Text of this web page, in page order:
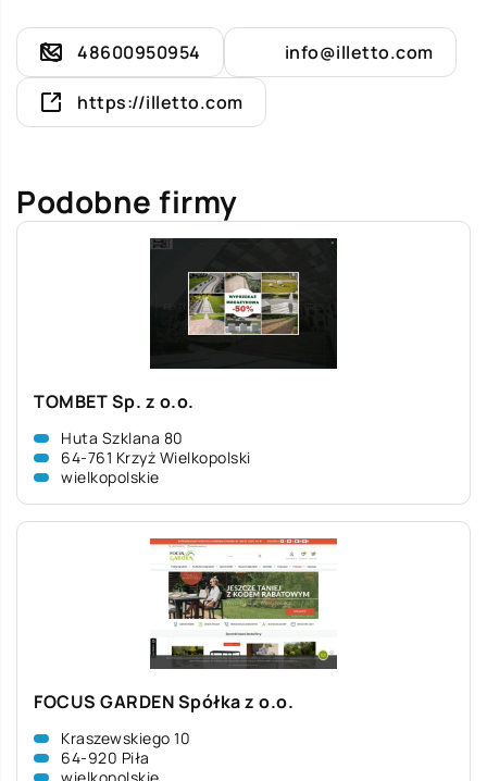
48600950954 info@illetto.com
https://illetto.com
Podobne firmy
TOMBET Sp. z o.o.
Huta Szklana 80
64-761 Krzyż Wielkopolski
wielkopolskie
FOCUS GARDEN Spółka z o.o.
Kraszewskiego 10
64-920 Piła